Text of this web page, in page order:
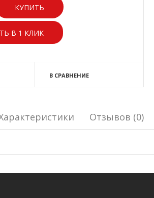
В 1 КЛИК
В СРАВНЕНИЕ
Отзывов (0)